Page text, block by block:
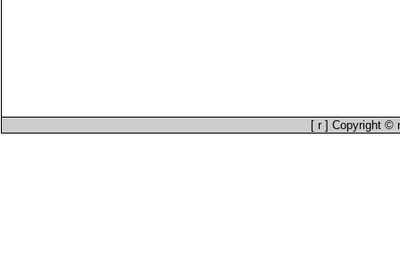
[ r ] Copyright